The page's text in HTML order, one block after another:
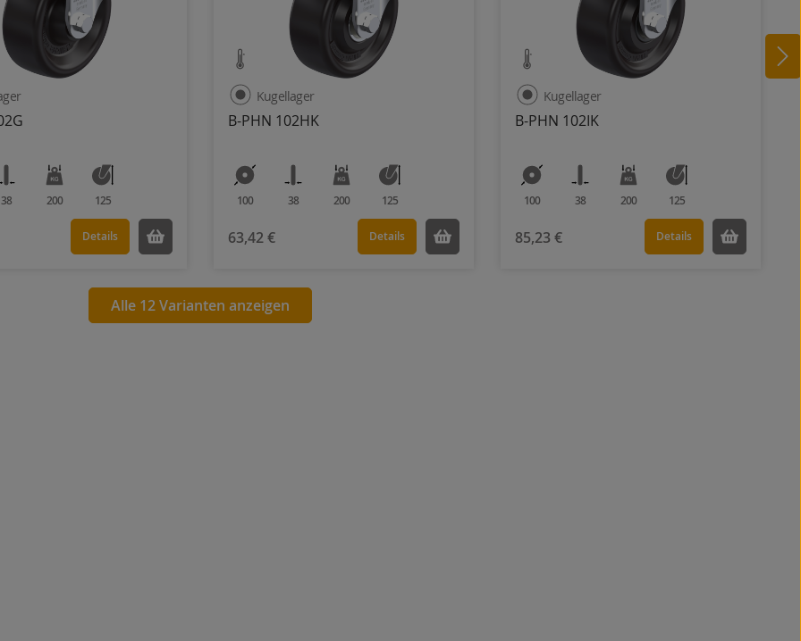
38 200 125
Details
B-PHN 102HK
Kugellager
100 38 200 125
63,42 € Details
B-PHN 102IK
Kugellager
100 38 200 125
85,23 € Details
Alle 12 Varianten anzeigen